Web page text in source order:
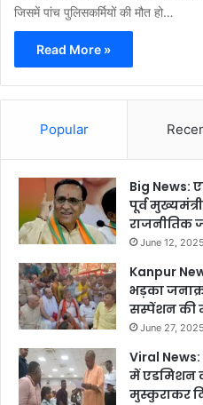
जिसमें पांच पुलिसकर्मियों की मौत हो…
Read More »
Popular
Big News:
पूर्व
राजनीतिक
June 12, 2025
Kanpur
भड़का
सस्पेंशन की
June 27, 2025
Viral
में एडमिशन
मुस्कुराकर